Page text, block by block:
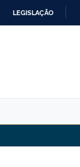
LEGISLAÇÃO